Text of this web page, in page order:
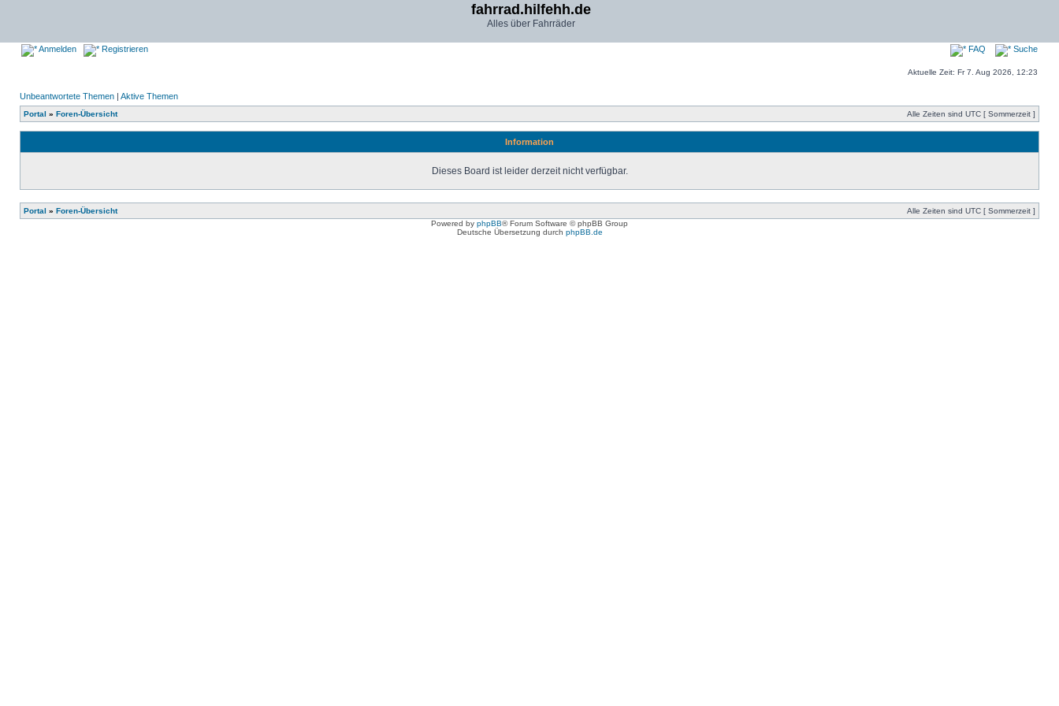
fahrrad.hilfehh.de
Alles über Fahrräder
Anmelden Registrieren FAQ Suche
Aktuelle Zeit: Fr 7. Aug 2026, 12:23
Unbeantwortete Themen | Aktive Themen
Portal » Foren-Übersicht Alle Zeiten sind UTC [ Sommerzeit ]
Information
Dieses Board ist leider derzeit nicht verfügbar.
Portal » Foren-Übersicht
Alle Zeiten sind UTC [ Sommerzeit ]
Powered by phpBB® Forum Software © phpBB Group
Deutsche Übersetzung durch phpBB.de